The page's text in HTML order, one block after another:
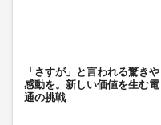
「さすが」と言われる驚きや
感動を。新しい価値を生む電
通の挑戦